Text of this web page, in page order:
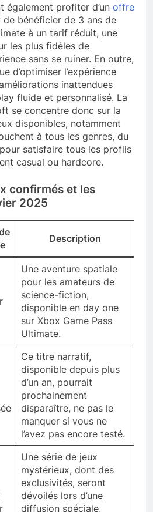
également profiter d’un offre
de bénéficier de 3 ans de
à un tarif réduit, une
les plus fidèles de
sans se ruiner. En outre,
d’optimiser l’expérience
inattendues
fluide et personnalisé. La
se concentre donc sur la
disponibles, notamment
à tous les genres, du
satisfaire tous les profils
casual ou hardcore.
confirmés et les
2025
Description
Une aventure spatiale
pour les amateurs de
science-fiction,
disponible en day one
sur Xbox Game Pass
Ultimate.
Ce titre narratif,
disponible depuis plus
d’un an, pourrait
prochainement
disparaître, ne pas le
manquer si vous ne
l’avez pas encore testé.
Une série de jeux
mystérieux, dont des
exclusivités, seront
dévoilés lors d’une
diffusion spéciale,